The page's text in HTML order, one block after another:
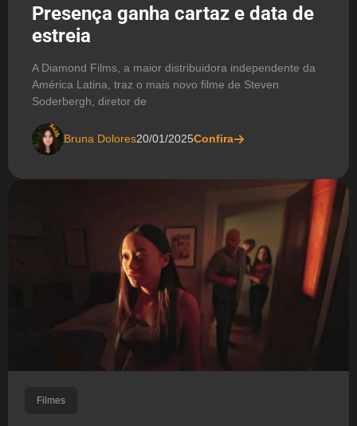
Presença ganha cartaz e data de
estreia
A Diamond Films, a maior distribuidora independente da
América Latina, traz o mais novo filme de Steven
Soderbergh, diretor de
Bruna Dolores20/01/2025Confira
Filmes